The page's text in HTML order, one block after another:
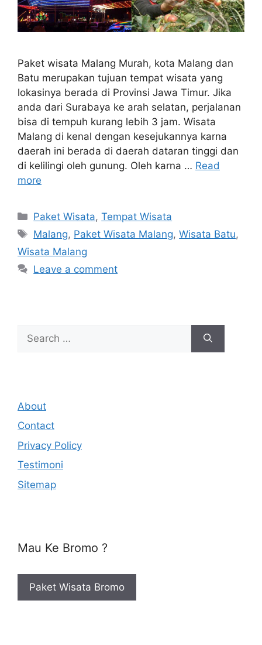
Paket wisata Malang Murah, kota Malang dan
Batu merupakan tujuan tempat wisata yang
lokasinya berada di Provinsi Jawa Timur. Jika
anda dari Surabaya ke arah selatan, perjalanan
bisa di tempuh kurang lebih 3 jam. Wisata
Malang di kenal dengan kesejukannya karna
daerah ini berada di daerah dataran tinggi dan
di kelilingi oleh gunung. Oleh karna … Read
more
Categories
Paket Wisata,Tempat Wisata
Tags
Malang, Paket Wisata Malang,Wisata Batu,
Wisata Malang
Leave a comment
for:
About
Contact
Privacy Policy
Testimoni
Sitemap
Mau Ke Bromo ?
Paket Wisata Bromo